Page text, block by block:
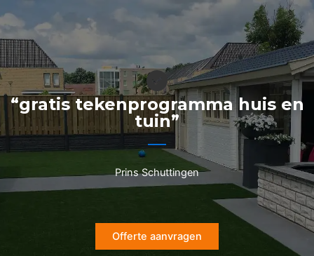
naar
de
inhoud
“gratis tekenprogramma huis en
tuin”
Prins Schuttingen
Offerte aanvragen